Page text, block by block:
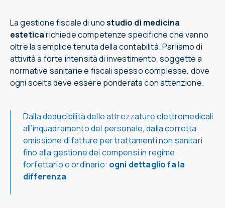
La gestione fiscale di unostudio di medicina
esteticarichiede competenze specifiche che vanno
oltre la semplice tenuta della contabilità. Parliamo di
attività a forte intensità di investimento, soggette a
normative sanitarie e fiscali spesso complesse, dove
ogni scelta deve essere ponderata con attenzione.
Dalla deducibilità delle attrezzature elettromedicali
all’inquadramento del personale, dalla corretta
emissione di fatture per trattamenti non sanitari
fino alla gestione dei compensi in regime
forfettario o ordinario: ogni dettaglio fa la
differenza.